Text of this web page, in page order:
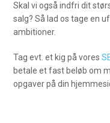
Skal vi også indfri dit
salg? Så lad os tage en
ambitioner.
Tag evt. et kig på vores
betale et fast beløb om
opgaver på din